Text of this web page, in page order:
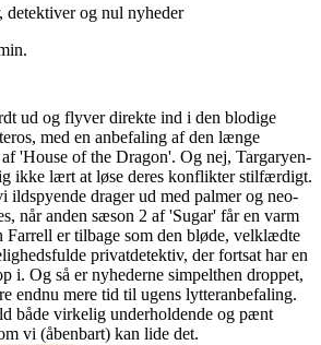
detektiver og nul nyheder
ud og flyver direkte ind i den blodige
med en anbefaling af den længe
'House of the Dragon'. Og nej, Targaryen-
ikke lært at løse deres konflikter stilfærdigt.
ildspyende drager ud med palmer og neo-
når anden sæson 2 af 'Sugar' får en varm
Farrell er tilbage som den bløde, velklædte
privatdetektiv, der fortsat har en
i. Og så er nyhederne simpelthen droppet,
endnu mere tid til ugens lytteranbefaling.
både virkelig underholdende og pænt
vi (åbenbart) kan lide det.